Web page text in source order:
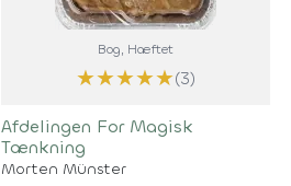
Bog, Hæftet
★★★★★(3)
Afdelingen For Magisk
Tænkning
Morten Münster